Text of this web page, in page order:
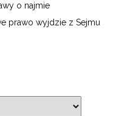
o najmie
prawo wyjdzie z Sejmu